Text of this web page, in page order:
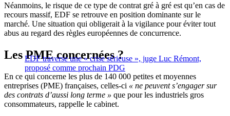
Néanmoins, le risque de ce type de contrat gré à gré est qu’en cas de
recours massif, EDF se retrouve en position dominante sur le
marché. Une situation qui obligerait à la vigilance pour éviter tout
abus au regard des règles européennes de concurrence.
EDF traverse une « crise sérieuse », juge Luc Rémont,
proposé comme prochain PDG
Les PME concernées ?
En ce qui concerne les plus de 140 000 petites et moyennes
entreprises (PME) françaises, celles-ci « ne peuvent s’engager sur
des contrats d’aussi long terme » que pour les industriels gros
consommateurs, rappelle le cabinet.